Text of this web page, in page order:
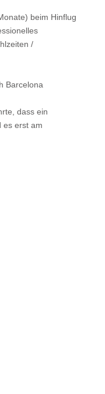
beim Hinflug
/
Barcelona
dass ein
es erst am